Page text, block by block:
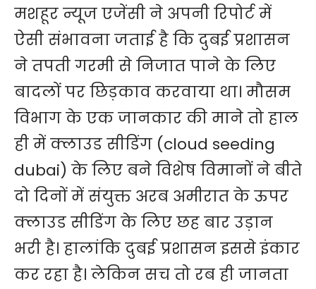
मशहूर न्यूज एजेंसी ने अपनी रिपोर्ट में
ऐसी संभावना जताई है कि दुबई प्रशासन
ने तपती गरमी से निजात पाने के लिए
बादलों पर छिड़काव करवाया था। मौसम
विभाग के एक जानकार की माने तो हाल
ही में क्लाउड सीडिंग (cloud seeding
dubai) के लिए बने विशेष विमानों ने बीते
दो दिनों में संयुक्त अरब अमीरात के ऊपर
क्लाउड सीडिंग के लिए छह बार उड़ान
भरी है। हालांकि दुबई प्रशासन इससे इंकार
कर रहा है। लेकिन सच तो रब ही जानता